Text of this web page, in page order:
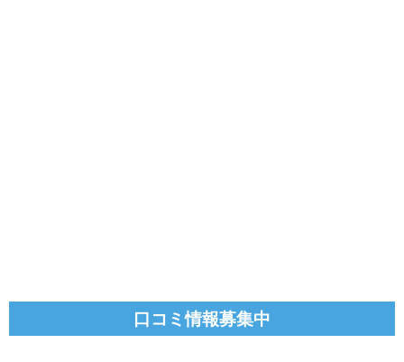
口コミ情報募集中